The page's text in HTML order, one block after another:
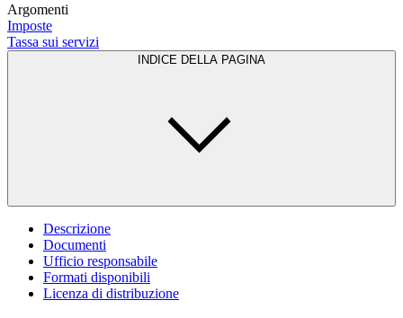
Argomenti
Imposte
Tassa sui servizi
INDICE DELLA PAGINA
Descrizione
Documenti
Ufficio responsabile
Formati disponibili
Licenza di distribuzione